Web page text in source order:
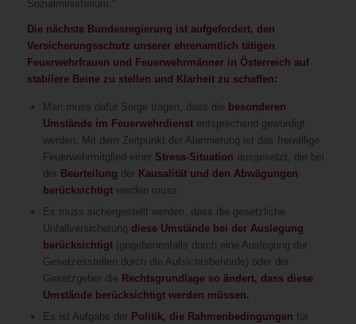
Sozialministerium.“
Die nächste Bundesregierung ist aufgefordert, den
Versicherungsschutz unserer ehrenamtlich tätigen
Feuerwehrfrauen und Feuerwehrmänner in Österreich auf
stabilere Beine zu stellen und Klarheit zu schaffen:
Man muss dafür Sorge tragen, dass die besonderen
Umstände im Feuerwehrdienstentsprechend gewürdigt
werden. Mit dem Zeitpunkt der Alarmierung ist das freiwillige
Feuerwehrmitglied einer Stress-Situation ausgesetzt, die bei
der Beurteilung der Kausalität und den Abwägungen
berücksichtigtwerden muss.
Es muss sichergestellt werden, dass die gesetzliche
Unfallversicherung diese Umstände bei der Auslegung
berücksichtigt (gegebenenfalls durch eine Auslegung der
Gesetzesstellen durch die Aufsichtsbehörde) oder der
Gesetzgeber die Rechtsgrundlage so ändert, dass diese
Umstände berücksichtigt werden müssen.
Es ist Aufgabe der Politik, die Rahmenbedingungen für